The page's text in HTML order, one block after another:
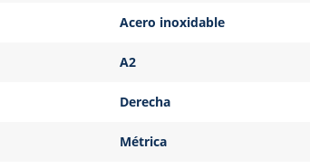
Acero inoxidable
A2
Derecha
Métrica